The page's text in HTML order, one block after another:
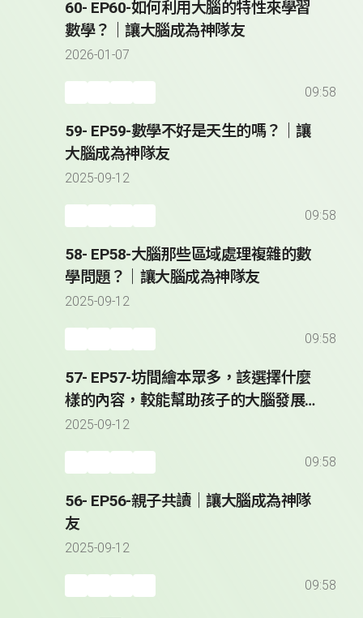
60- EP60-如何利用大腦的特性來學習
數學？｜讓大腦成為神隊友
2026-01-07
09:58
59- EP59-數學不好是天生的嗎？｜讓
大腦成為神隊友
2025-09-12
09:58
58- EP58-大腦那些區域處理複雜的數
學問題？｜讓大腦成為神隊友
2025-09-12
09:58
57- EP57-坊間繪本眾多，該選擇什麼
樣的內容，較能幫助孩子的大腦發展？
｜讓大腦成為神隊友
2025-09-12
09:58
56- EP56-親子共讀｜讓大腦成為神隊
友
2025-09-12
09:58